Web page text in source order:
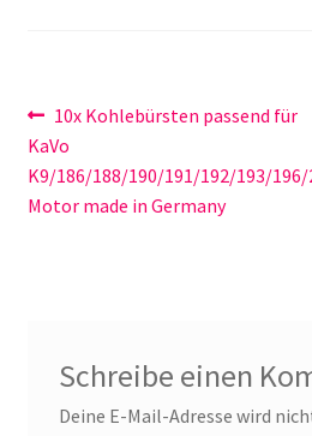
Beitragsnavigation
Vorheriger
Beitrag:
10x Kohlebürsten passend für
KaVo
K9/186/188/190/191/192/193/196/
Motor made in Germany
Schreibe einen
Deine E-Mail-Adresse wird